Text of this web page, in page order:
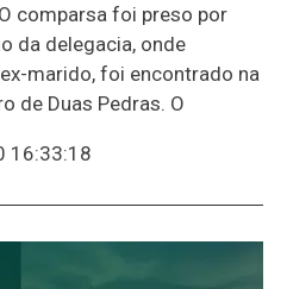
comparsa foi preso por
da delegacia, onde
marido, foi encontrado na
de Duas Pedras. O
16:33:18